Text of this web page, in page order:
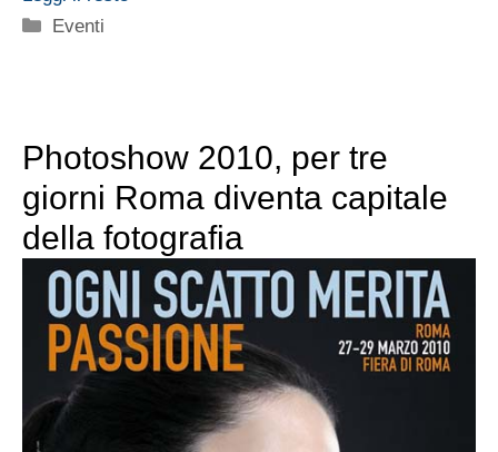
Categorie
Eventi
Photoshow 2010, per tre
giorni Roma diventa capitale
della fotografia